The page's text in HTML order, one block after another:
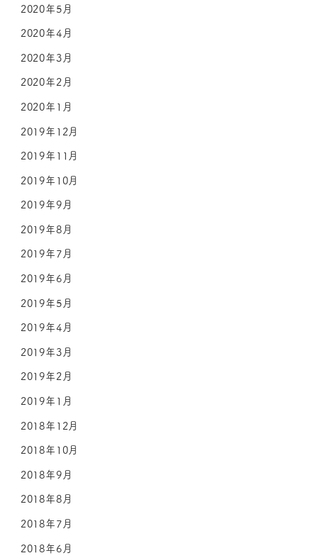
2020年5月
2020年4月
2020年3月
2020年2月
2020年1月
2019年12月
2019年11月
2019年10月
2019年9月
2019年8月
2019年7月
2019年6月
2019年5月
2019年4月
2019年3月
2019年2月
2019年1月
2018年12月
2018年10月
2018年9月
2018年8月
2018年7月
2018年6月